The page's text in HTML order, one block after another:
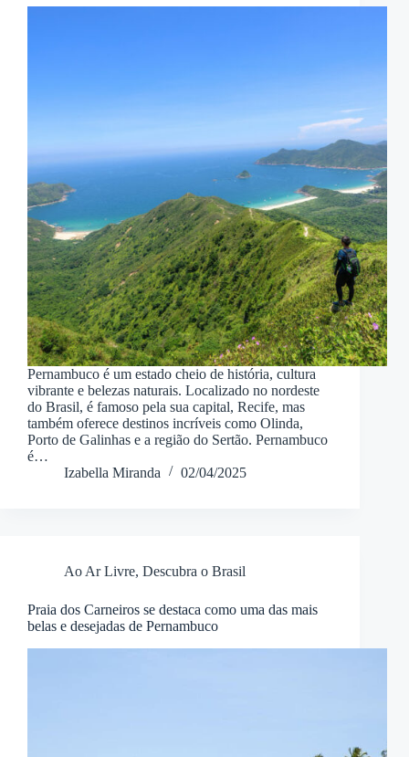
Pernambuco é um estado cheio de história, cultura
vibrante e belezas naturais. Localizado no nordeste
do Brasil, é famoso pela sua capital, Recife, mas
também oferece destinos incríveis como Olinda,
Porto de Galinhas e a região do Sertão. Pernambuco
é…
Izabella Miranda
02/04/2025
Ao Ar Livre, Descubra o Brasil
Praia dos Carneiros se destaca como uma das mais
belas e desejadas de Pernambuco